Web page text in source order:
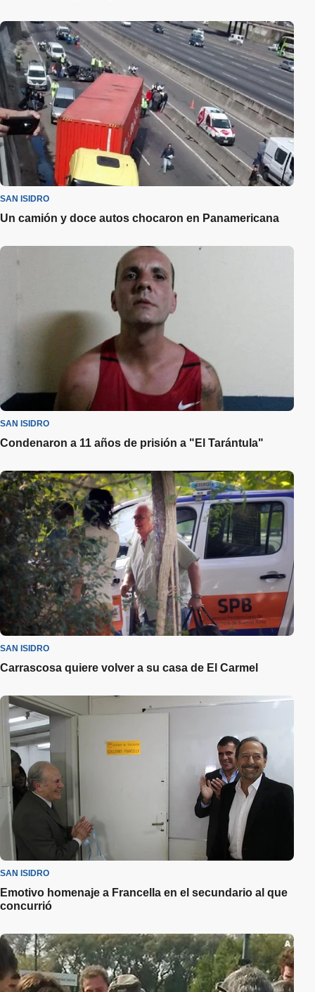
SAN ISIDRO
Un camión y doce autos chocaron en Panamericana
SAN ISIDRO
Condenaron a 11 años de prisión a "El Tarántula"
SAN ISIDRO
Carrascosa quiere volver a su casa de El Carmel
SAN ISIDRO
Emotivo homenaje a Francella en el secundario al que
concurrió